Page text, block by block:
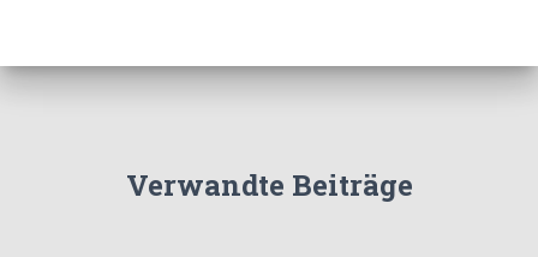
Verwandte Beiträge